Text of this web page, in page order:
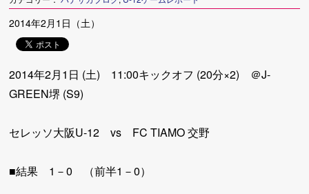
2014年2月1日（土）
2014年2月1日 (土) 11:00キックオフ (20分×2) ＠J-
GREEN堺 (S9)
セレッソ大阪U-12 vs FC TIAMO 交野
■結果 1－0 （前半1－0）